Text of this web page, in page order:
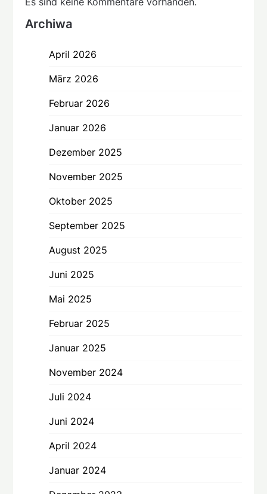
Archiwa
April 2026
März 2026
Februar 2026
Januar 2026
Dezember 2025
November 2025
Oktober 2025
September 2025
August 2025
Juni 2025
Mai 2025
Februar 2025
Januar 2025
November 2024
Juli 2024
Juni 2024
April 2024
Januar 2024